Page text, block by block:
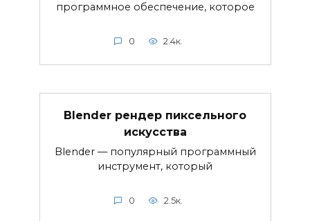
программное обеспечение, которое
0 2.4к.
Blender рендер пиксельного
искусства
Blender — популярный программный
инструмент, который
0 2.5к.